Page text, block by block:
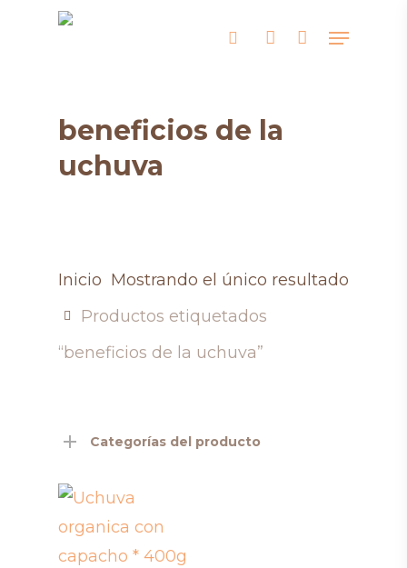
searchaccount
Menu
beneficios de la
uchuva
Mostrando el único resultado
Inicio
Productos etiquetados
“beneficios de la uchuva”
Categorías del producto